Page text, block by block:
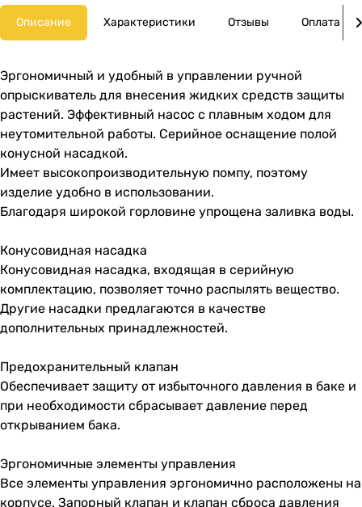
Описание Характеристики Отзывы Оплата
Эргономичный и удобный в управлении ручной
опрыскиватель для внесения жидких средств защиты
растений. Эффективный насос с плавным ходом для
неутомительной работы. Серийное оснащение полой
конусной насадкой.
Имеет высокопроизводительную помпу, поэтому
изделие удобно в использовании.
Благодаря широкой горловине упрощена заливка воды.
Конусовидная насадка
Конусовидная насадка, входящая в серийную
комплектацию, позволяет точно распылять вещество.
Другие насадки предлагаются в качестве
дополнительных принадлежностей.
Предохранительный клапан
Обеспечивает защиту от избыточного давления в баке и
при необходимости сбрасывает давление перед
открыванием бака.
Эргономичные элементы управления
Все элементы управления эргономично расположены на
корпусе. Запорный клапан и клапан сброса давления